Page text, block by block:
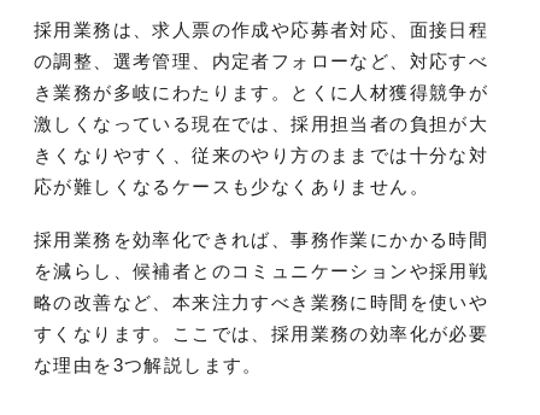
採用業務は、求人票の作成や応募者対応、面接日程
の調整、選考管理、内定者フォローなど、対応すべ
き業務が多岐にわたります。とくに人材獲得競争が
激しくなっている現在では、採用担当者の負担が大
きくなりやすく、従来のやり方のままでは十分な対
応が難しくなるケースも少なくありません。
採用業務を効率化できれば、事務作業にかかる時間
を減らし、候補者とのコミュニケーションや採用戦
略の改善など、本来注力すべき業務に時間を使いや
すくなります。ここでは、採用業務の効率化が必要
な理由を3つ解説します。